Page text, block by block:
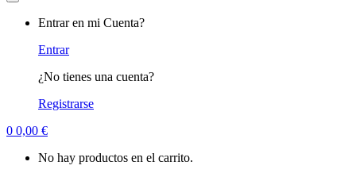
Entrar en mi Cuenta?
Entrar
¿No tienes una cuenta?
Registrarse
0 0,00 €
No hay productos en el carrito.